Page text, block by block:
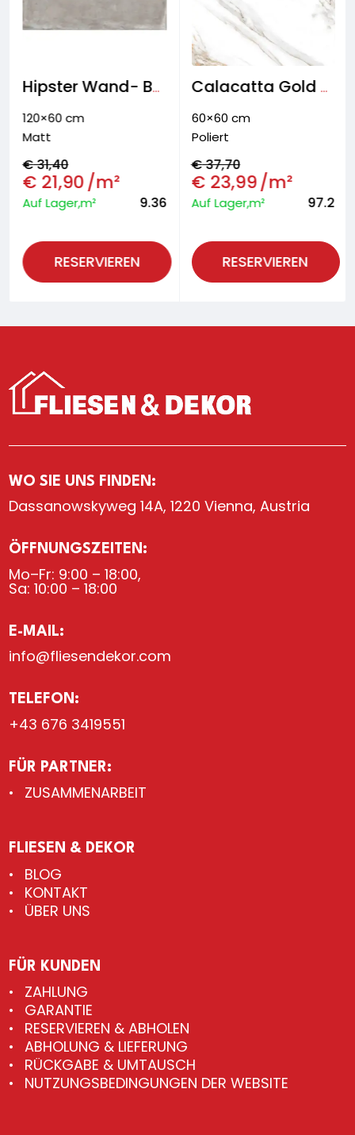
Hipster Wand- Boden- & Fassadenfliese
120×60 cm
Matt
€31,40
€ 21,90/m²
Auf Lager,m² 9.36
RESERVIEREN
Calacatta Gold Wand- & Bodenfliese
60×60 cm
Poliert
€37,70
€ 23,99/m²
Auf Lager,m² 97.2
RESERVIEREN
WO SIE UNS FINDEN:
Dassanowskyweg 14A, 1220 Vienna, Austria
ÖFFNUNGSZEITEN:
Mo–Fr: 9:00 – 18:00,
Sa: 10:00 – 18:00
E-MAIL:
info@fliesendekor.com
TELEFON:
+43 676 3419551
FÜR PARTNER:
ZUSAMMENARBEIT
FLIESEN & DEKOR
BLOG
KONTAKT
ÜBER UNS
FÜR KUNDEN
ZAHLUNG
GARANTIE
RESERVIEREN & ABHOLEN
ABHOLUNG & LIEFERUNG
RÜCKGABE & UMTAUSCH
NUTZUNGSBEDINGUNGEN DER WEBSITE